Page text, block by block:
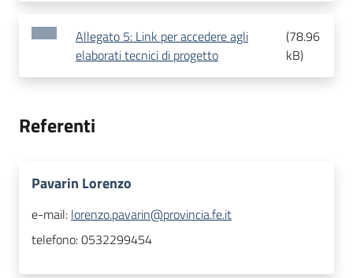
Allegato 5: Link per accedere agli
elaborati tecnici di progetto
(78.96
kB)
Referenti
Pavarin Lorenzo
e-mail: lorenzo.pavarin@provincia.fe.it
telefono:0532299454